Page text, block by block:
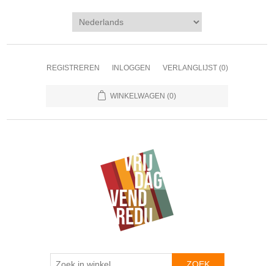
REGISTREREN INLOGGEN VERLANGLIJST (0)
WINKELWAGEN (0)